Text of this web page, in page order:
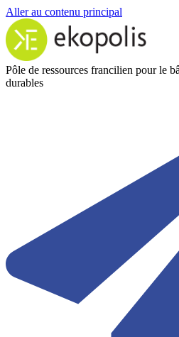
Aller au contenu principal
Pôle de ressources francilien pour le
durables